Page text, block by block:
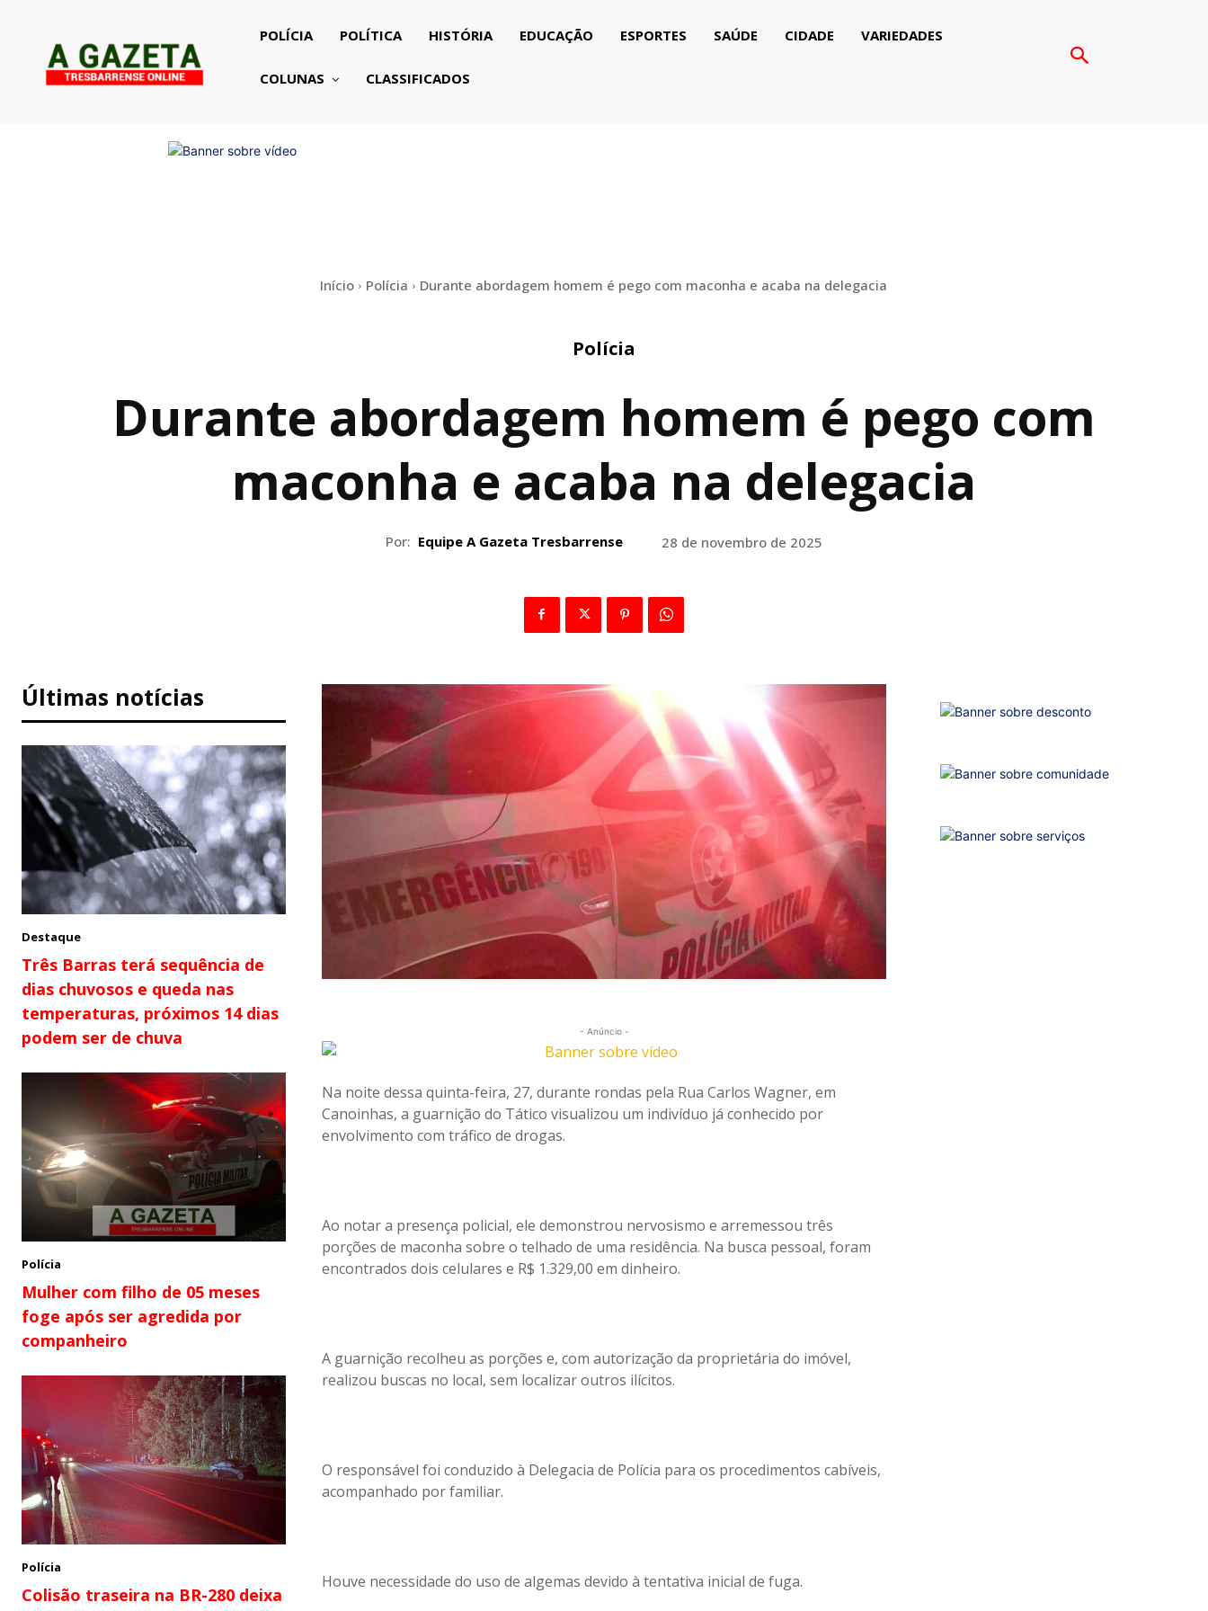
POLÍCIA POLÍTICA HISTÓRIA EDUCAÇÃO ESPORTES SAÚDE CIDADE VARIEDADES
COLUNAS CLASSIFICADOS
Início Polícia Durante abordagem homem é pego com maconha e acaba na delegacia
Polícia
Durante abordagem homem é pego com
maconha e acaba na delegacia
Por: Equipe A Gazeta Tresbarrense 28 de novembro de 2025
Últimas notícias
Destaque
Três Barras terá sequência de
dias chuvosos e queda nas
temperaturas, próximos 14 dias
podem ser de chuva
Polícia
Mulher com filho de 05 meses
foge após ser agredida por
companheiro
Polícia
Colisão traseira na BR-280 deixa
- Anúncio -
Na noite dessa quinta-feira, 27, durante rondas pela Rua Carlos Wagner, em
Canoinhas, a guarnição do Tático visualizou um indivíduo já conhecido por
envolvimento com tráfico de drogas.
Ao notar a presença policial, ele demonstrou nervosismo e arremessou três
porções de maconha sobre o telhado de uma residência. Na busca pessoal, foram
encontrados dois celulares e R$ 1.329,00 em dinheiro.
A guarnição recolheu as porções e, com autorização da proprietária do imóvel,
realizou buscas no local, sem localizar outros ilícitos.
O responsável foi conduzido à Delegacia de Polícia para os procedimentos cabíveis,
acompanhado por familiar.
Houve necessidade do uso de algemas devido à tentativa inicial de fuga.